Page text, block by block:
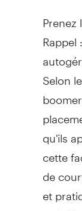
Selon
qu'ils
cette
de
et